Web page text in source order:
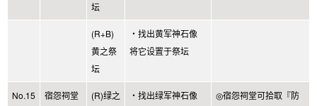
坛
(R+B)
黄之祭
坛
・找出黄军神石像
将它设置于祭坛
No.15 宿怨祠堂
(R)绿之
・找出绿军神石像
◎宿怨祠堂可拾取『防